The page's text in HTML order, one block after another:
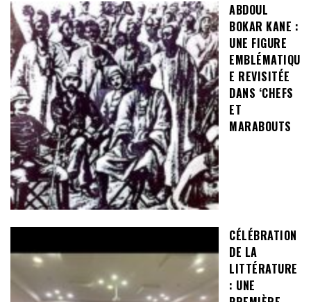
ABDOUL
BOKAR KANE :
UNE FIGURE
EMBLÉMATIQU
E REVISITÉE
DANS ‘CHEFS
ET
MARABOUTS
CÉLÉBRATION
DE LA
LITTÉRATURE
: UNE